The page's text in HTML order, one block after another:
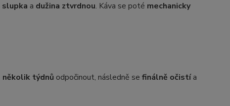
slupka a dužina ztvrdnou. Káva se poté mechanicky
několik týdnů odpočinout, následně se finálně očistía